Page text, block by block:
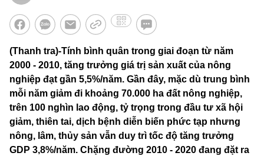
(Thanh tra)-Tính bình quân trong giai đoạn từ năm
2000 - 2010, tăng trưởng giá trị sản xuất của nông
nghiệp đạt gần 5,5%/năm. Gần đây, mặc dù trung bình
mỗi năm giảm đi khoảng 70.000 ha đất nông nghiệp,
trên 100 nghìn lao động, tỷ trọng trong đầu tư xã hội
giảm, thiên tai, dịch bệnh diễn biến phức tạp nhưng
nông, lâm, thủy sản vẫn duy trì tốc độ tăng trưởng
GDP 3,8%/năm. Chặng đường 2010 - 2020 đang đặt ra